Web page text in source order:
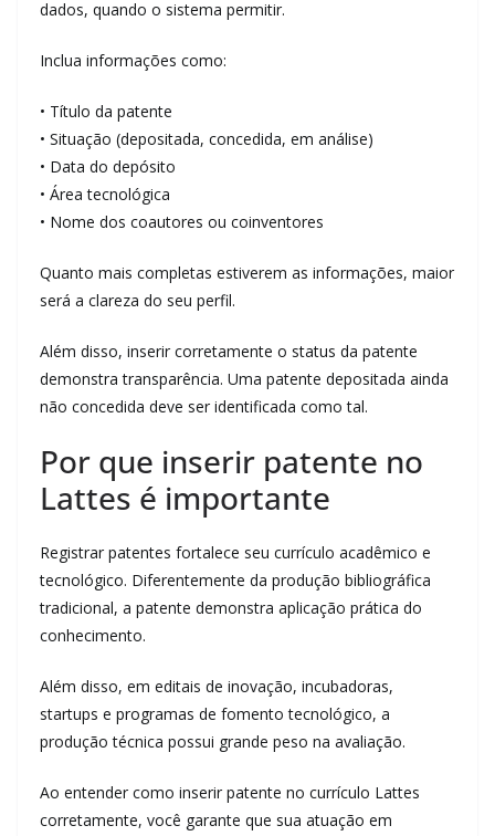
dados, quando o sistema permitir.
Inclua informações como:
• Título da patente
• Situação (depositada, concedida, em análise)
• Data do depósito
• Área tecnológica
• Nome dos coautores ou coinventores
Quanto mais completas estiverem as informações, maior
será a clareza do seu perfil.
Além disso, inserir corretamente o status da patente
demonstra transparência. Uma patente depositada ainda
não concedida deve ser identificada como tal.
Por que inserir patente no
Lattes é importante
Registrar patentes fortalece seu currículo acadêmico e
tecnológico. Diferentemente da produção bibliográfica
tradicional, a patente demonstra aplicação prática do
conhecimento.
Além disso, em editais de inovação, incubadoras,
startups e programas de fomento tecnológico, a
produção técnica possui grande peso na avaliação.
Ao entender como inserir patente no currículo Lattes
corretamente, você garante que sua atuação em